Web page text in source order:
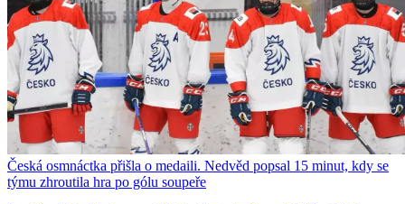
Česká osmnáctka přišla o medaili. Nedvěd popsal 15 minut, kdy se
týmu zhroutila hra po gólu soupeře